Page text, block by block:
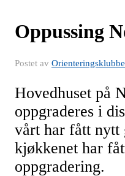
Oppussing
Postet av
Hovedhuset på
oppgraderes i
vårt har fått nytt
kjøkkenet har
oppgradering.